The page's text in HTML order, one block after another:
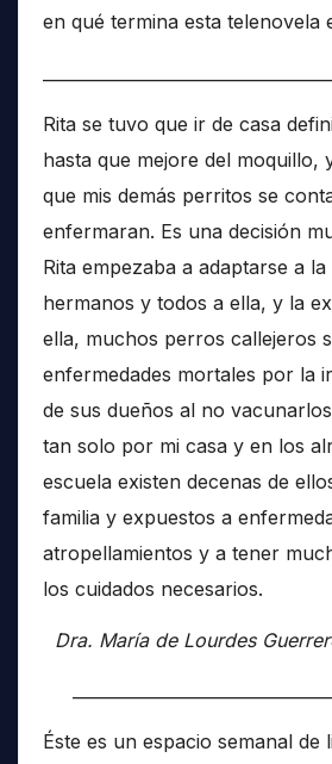
en qué termina esta telenovela
Rita se tuvo que ir de casa
hasta que mejore del moquillo,
que mis demás perritos se
enfermaran. Es una decisión
Rita empezaba a adaptarse a
hermanos y todos a ella, y la
ella, muchos perros callejeros
enfermedades mortales por la
de sus dueños al no
tan solo por mi casa y en los
escuela existen decenas de
familia y expuestos a
atropellamientos y a tener
los cuidados necesarios.
Dra. María de Lourdes
Éste es un espacio semanal de